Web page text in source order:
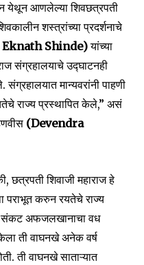
येथून आणलेल्या शिवछत्रपती
शस्त्रांच्या प्रदर्शनाचे
Eknath Shinde)यांच्या
संग्रहालयाचे उद्घाटनही
मान्यवरांनी पाहणी
राज्य प्रस्थापित केले,” असं
(Devendra
छत्रपती शिवाजी महाराज हे
पराभूत करुन रयतेचे राज्य
संकट अफजलखानाचा वध
ती वाघनखे अनेक वर्ष
ती वाघनखे साताऱ्यात